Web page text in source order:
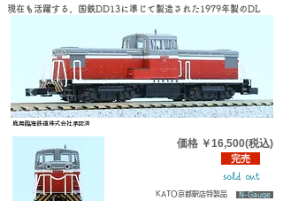
現在も活躍する、国鉄DD13に準じて製造された1979年製のDL
鹿島臨海鉄道株式会社承認済
価格 ￥16,500(税込)
完売
sold out
KATO京都駅店特製品 N-Gauge